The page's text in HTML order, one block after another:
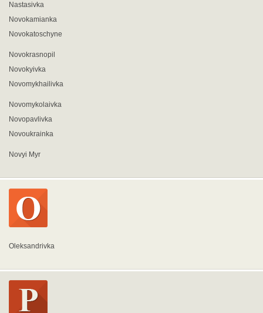
Nastasivka
Novokamianka
Novokatoschyne
Novokrasnopil
Novokyivka
Novomykhailivka
Novomykolaivka
Novopavlivka
Novoukrainka
Novyi Myr
Oleksandrivka